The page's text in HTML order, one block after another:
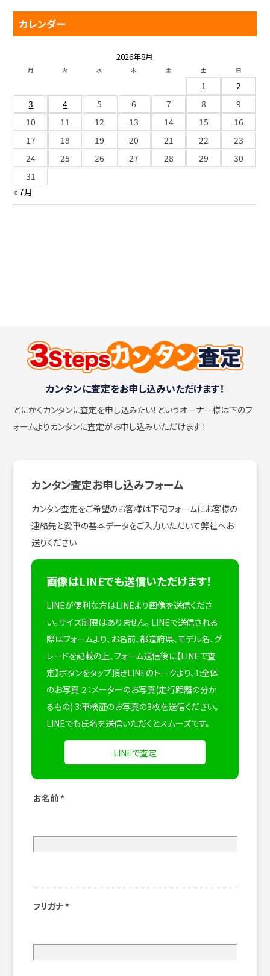
カレンダー
2026年8月
月 火 水 木 金 土 日
1
2
3
4 5 6 7 8
9
10
11 12 13 14 15
16
17
18 19 20 21 22
23
24
25 26 27 28 29
30
31
« 7月
カンタンに査定をお申し込みいただけます！
とにかくカンタンに査定を申し込みたい！ というオーナー様は下のフ
ォームよりカンタンに査定がお申し込みいただけます！
カンタン査定お申し込みフォーム
カンタン査定をご希望のお客様は下記フォームにお客様の
連絡先と愛車の基本データをご入力いただいて弊社へお
送りください
画像はLINEでも送信いただけます！
LINEが便利な方はLINEより画像を送信くださ
い。サイズ制限はありません。 LINEで送信される
際はフォームより、お名前、都道府県、モデル名、グ
レードを記載の上、フォーム送信後に【LINEで査
定】ボタンをタップ頂きLINEのトークより、1:全体
のお写真 ２：メーターのお写真(走行距離の分か
るもの) 3:車検証のお写真の3枚を送信ください。
LINEでも氏名を送信いただくとスムーズです。
LINEで査定
お名前 *
フリガナ *